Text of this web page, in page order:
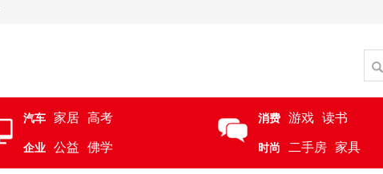
汽车 家居 高考
企业 公益 佛学
消费 游戏 读书
时尚 二手房 家具